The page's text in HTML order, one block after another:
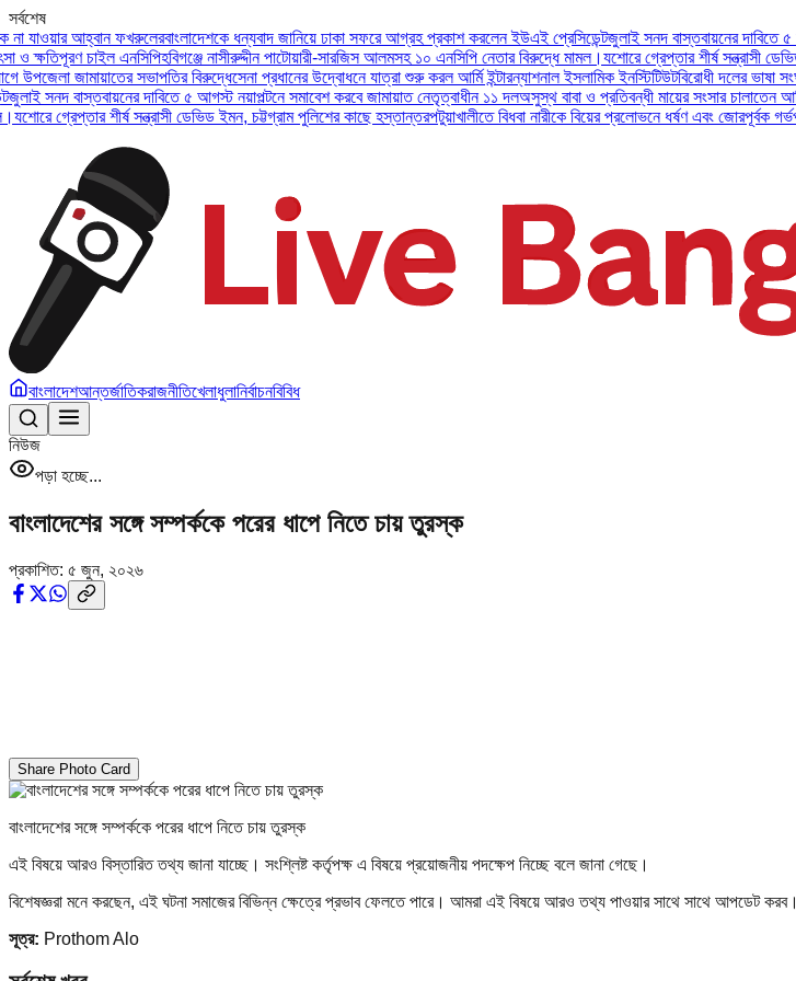
সর্বশেষ
আহ্বান ফখরুলেরবাংলাদেশকে ধন্যবাদ জানিয়ে ঢাকা সফরে আগ্রহ প্রকাশ করলেন ইউএই প্রেসিডেন্টজুলাই সনদ বাস্তবায়নের দাবিতে ৫ আগস্ট
চাইল এনসিপিহবিগঞ্জে নাসীরুদ্দীন পাটোয়ারী-সারজিস আলমসহ ১০ এনসিপি নেতার বিরুদ্ধে মামল।যশোরে গ্রেপ্তার শীর্ষ সন্ত্রাসী ডেভিড ইমন,
জামায়াতের সভাপতির বিরুদ্ধেসেনা প্রধানের উদ্বোধনে যাত্রা শুরু করল আর্মি ইন্টারন্যাশনাল ইসলামিক ইনস্টিটিউটবিরোধী দলের ভাষা সংঘাতের
বাস্তবায়নের দাবিতে ৫ আগস্ট নয়াপল্টনে সমাবেশ করবে জামায়াত নেতৃত্বাধীন ১১ দলঅসুস্থ বাবা ও প্রতিবন্ধী মায়ের সংসার চালাতেন আলিফ,
গ্রেপ্তার শীর্ষ সন্ত্রাসী ডেভিড ইমন, চট্টগ্রাম পুলিশের কাছে হস্তান্তরপটুয়াখালীতে বিধবা নারীকে বিয়ের প্রলোভনে ধর্ষণ এবং জোরপূর্বক গর্ভপাতের
বাংলাদেশআন্তর্জাতিকরাজনীতিখেলাধুলানির্বাচনবিবিধ
নিউজ
পড়া হচ্ছে...
বাংলাদেশের সঙ্গে সম্পর্ককে পরের ধাপে নিতে চায় তুরস্ক
প্রকাশিত: ৫ জুন, ২০২৬
Share Photo Card
বাংলাদেশের সঙ্গে সম্পর্ককে পরের ধাপে নিতে চায় তুরস্ক
এই বিষয়ে আরও বিস্তারিত তথ্য জানা যাচ্ছে। সংশ্লিষ্ট কর্তৃপক্ষ এ বিষয়ে প্রয়োজনীয় পদক্ষেপ নিচ্ছে বলে জানা গেছে।
বিশেষজ্ঞরা মনে করছেন, এই ঘটনা সমাজের বিভিন্ন ক্ষেত্রে প্রভাব ফেলতে পারে। আমরা এই বিষয়ে আরও তথ্য পাওয়ার সাথে সাথে আপডেট করব।
সূত্র: Prothom Alo